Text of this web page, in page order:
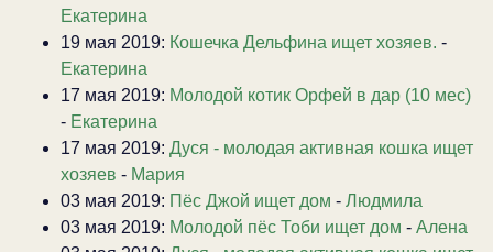
Екатерина
19 мая 2019: Кошечка Дельфина ищет хозяев. -
Екатерина
17 мая 2019: Молодой котик Орфей в дар (10 мес)
- Екатерина
17 мая 2019: Дуся - молодая активная кошка ищет
хозяев - Мария
03 мая 2019: Пёс Джой ищет дом - Людмила
03 мая 2019: Молодой пёс Тоби ищет дом - Алена